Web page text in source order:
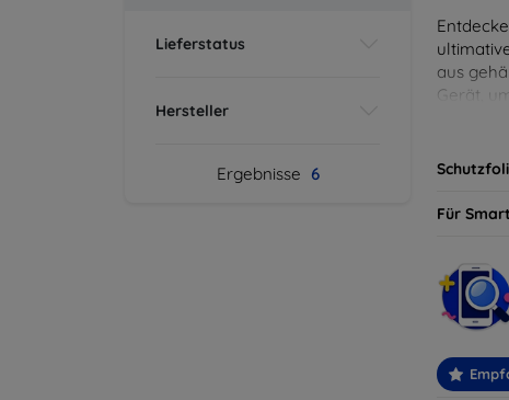
Lieferstatus
Hersteller
Ergebnisse 6
aus
Gerät,
Für